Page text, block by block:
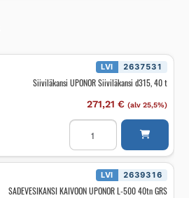
LVI 2637531
Siiviläkansi UPONOR Siiviläkansi d315, 40 t
271,21 € (alv 25,5%)
Siiviläkansi
UPONOR
Siiviläkansi
d315,
40
määrä
LVI 2639316
SADEVESIKANSI KAIVOON UPONOR L-500 40tn GRS